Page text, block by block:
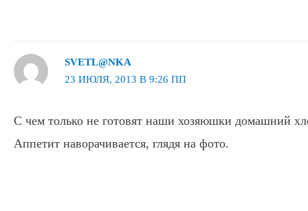
SVETL@NKA
23 ИЮЛЯ, 2013 В 9:26 ПП
С чем только не готовят наши хозяюшки домашний
Аппетит наворачивается, глядя на фото.